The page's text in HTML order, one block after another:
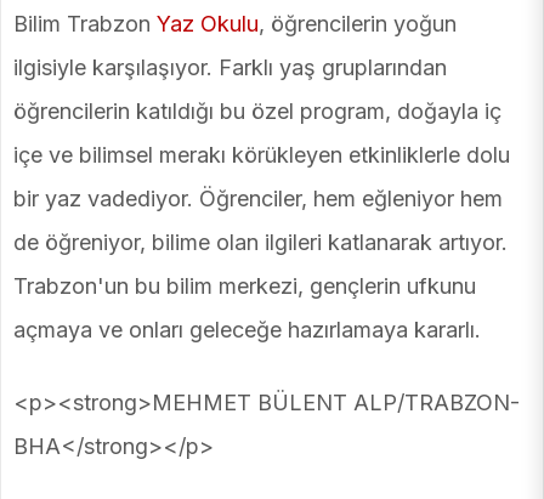
Bilim Trabzon Yaz Okulu, öğrencilerin yoğun
ilgisiyle karşılaşıyor. Farklı yaş gruplarından
öğrencilerin katıldığı bu özel program, doğayla iç
içe ve bilimsel merakı körükleyen etkinliklerle dolu
bir yaz vadediyor. Öğrenciler, hem eğleniyor hem
de öğreniyor, bilime olan ilgileri katlanarak artıyor.
Trabzon'un bu bilim merkezi, gençlerin ufkunu
açmaya ve onları geleceğe hazırlamaya kararlı.
<p><strong>MEHMET BÜLENT ALP/TRABZON-
BHA</strong></p>